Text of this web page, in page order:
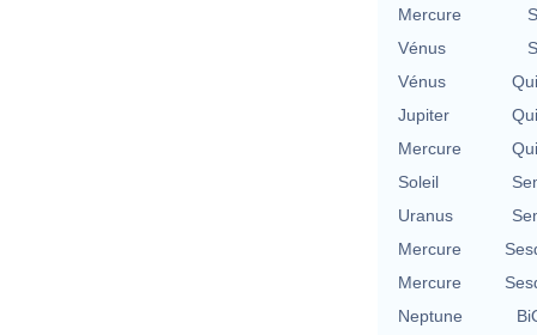
Mercure
Vénus
Vénus
Jupiter
Mercure
Soleil
Uranus
Mercure
Mercure
Neptune